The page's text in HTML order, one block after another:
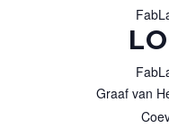
Graaf van